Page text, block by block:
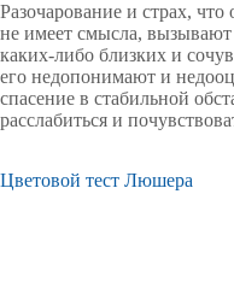
Разочарование и страх,
не имеет смысла, вызывают
каких-либо близких и
его недопонимают и
спасение в стабильной
расслабиться и
Цветовой тест Люшера